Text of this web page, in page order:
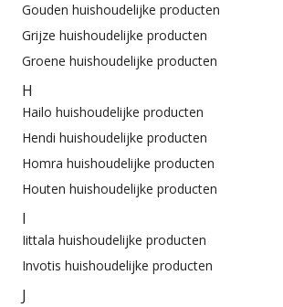
Gouden huishoudelijke producten
Grijze huishoudelijke producten
Groene huishoudelijke producten
H
Hailo huishoudelijke producten
Hendi huishoudelijke producten
Homra huishoudelijke producten
Houten huishoudelijke producten
I
Iittala huishoudelijke producten
Invotis huishoudelijke producten
J